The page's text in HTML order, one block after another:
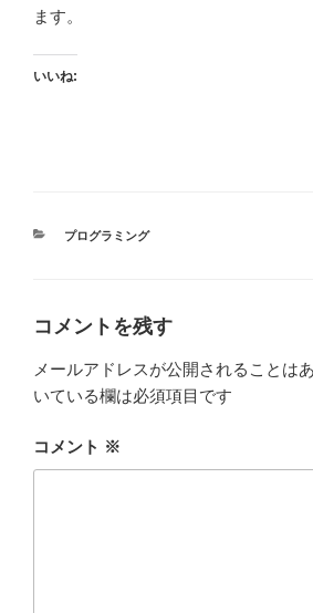
ます。
いいね:
カ
プログラミング
コメントを残す
メールアドレスが公開されることは
いている欄は必須項目です
コメント ※